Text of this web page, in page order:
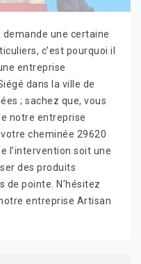
une certaine
c’est pourquoi il
entreprise
dans la ville de
; sachez que, vous
notre entreprise
cheminée 29620
l’intervention soit une
des produits
pointe. N’hésitez
entreprise Artisan